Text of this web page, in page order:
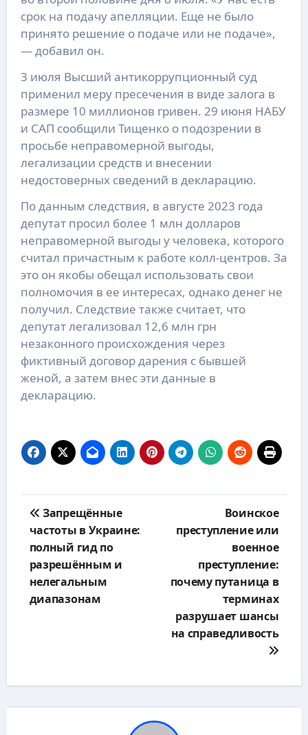
срок на подачу апелляции. Еще не было
принято решение о подаче или не подаче»,
— добавил он.
3 июля Высший антикоррупционный суд
применил меру пресечения в виде залога в
размере 10 миллионов гривен. 29 июня НАБУ
и САП сообщили Тищенко о подозрении в
просьбе неправомерной выгоды,
легализации средств и внесении
недостоверных сведений в декларацию.
По данным следствия, в августе 2023 года
депутат просил более 1 млн долларов
неправомерной выгоды у человека, которого
считал причастным к работе колл-центров. За
это он якобы обещал использовать свои
полномочия в ее интересах, однако денег не
получил. Следствие также считает, что
депутат легализовал 12,6 млн грн
незаконного происхождения через
фиктивный договор дарения с бывшей
женой, а затем внес эти данные в
декларацию.
по
записям
Запрещённые
частоты в Украине:
полный гид по
разрешённым и
нелегальным
диапазонам
Воинское
преступление или
военное
преступление:
почему путаница в
терминах
разрушает шансы
на справедливость